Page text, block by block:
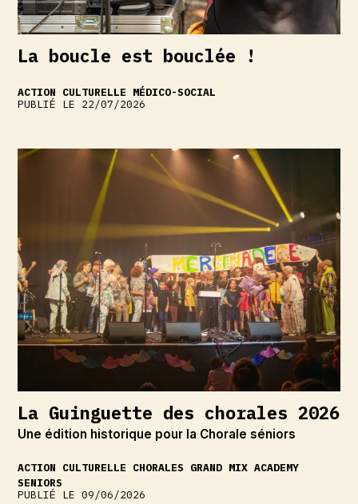
La boucle est bouclée !
ACTION CULTURELLE MÉDICO-SOCIAL
PUBLIÉ LE 22/07/2026
La Guinguette des chorales 2026
Une édition historique pour la Chorale séniors
ACTION CULTURELLE CHORALES GRAND MIX ACADEMY
SENIORS
PUBLIÉ LE 09/06/2026